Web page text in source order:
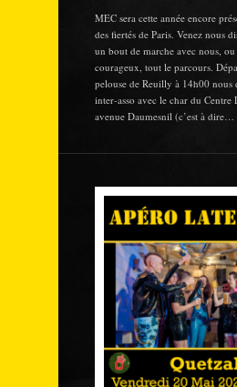
MEC sera cette année encore
des fiertés de Paris. Venez nous
un bout de marche avec nous,
courageux, tout le parcours.
pelouse de Reuilly à 14h00 nous
inter-asso avec le char du
avenue Daumesnil (c’est à dire…